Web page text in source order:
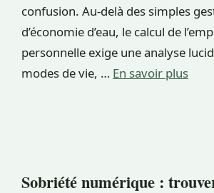
confusion. Au-delà des simples
d’économie d’eau, le calcul de
personnelle exige une analyse
modes de vie, … En savoir plus
Sobriété numérique :